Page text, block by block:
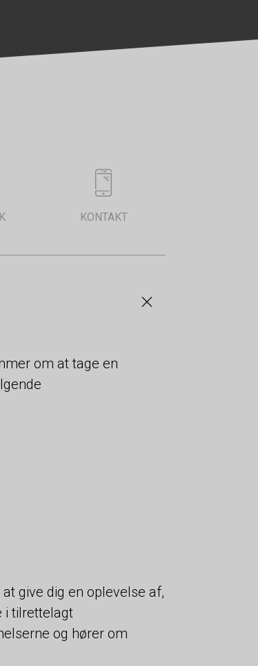
KONTAKT
om at tage en
give dig en oplevelse af,
i tilrettelagt
og hører om